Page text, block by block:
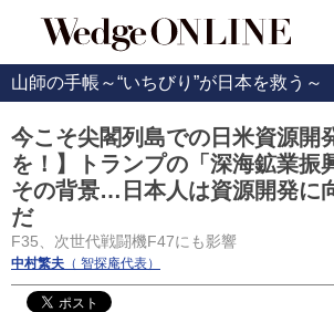
山師の手帳～“いちびり”が日本を救う～
今こそ尖閣列島での日米資源開
を！】トランプの「深海鉱業振
その背景…日本人は資源開発に
だ
F35、次世代戦闘機F47にも影響
中村繁夫 （ 智探庵代表）